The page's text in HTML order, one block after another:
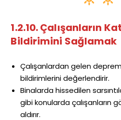
1.2.10. Çalışanların
Bildirimini Sağlamak
Çalışanlardan gelen
bildirimlerini değerlendirir.
Binalarda hissedilen
gibi konularda çalışanların
aldırır.